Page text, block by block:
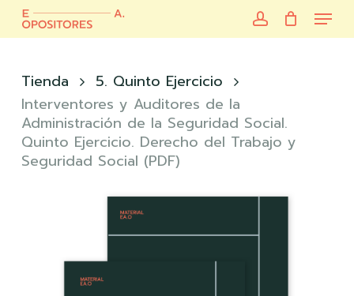
Skip
account
Menu
Tienda
5. Quinto Ejercicio
Interventores y Auditores de la
Administración de la Seguridad Social.
Quinto Ejercicio. Derecho del Trabajo y
Seguridad Social (PDF)